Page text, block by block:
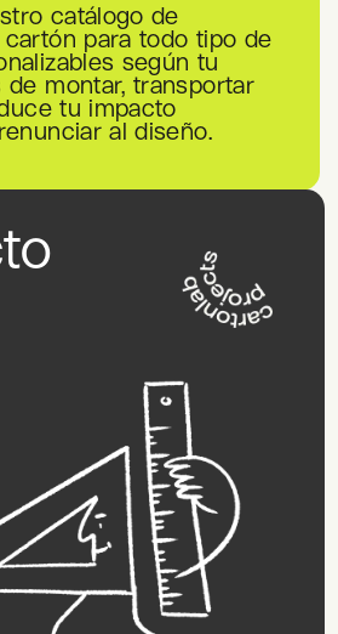
catálogo de
para todo tipo de
según tu
de montar, transportar
tu impacto
al diseño.